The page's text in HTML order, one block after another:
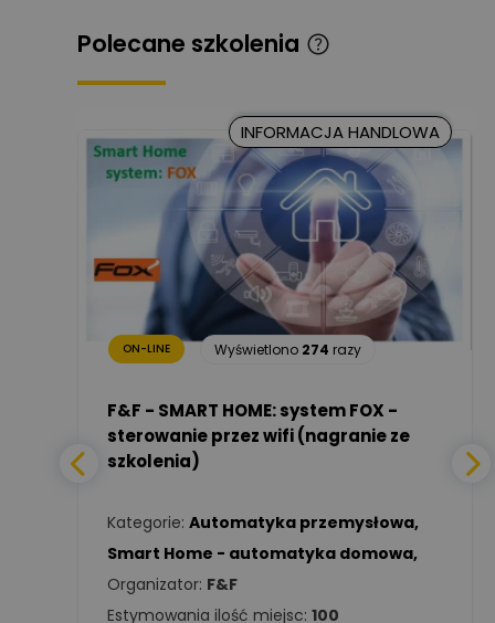
Ekspert Prawnik
Marcin Nowicki
Ekspert mgr. inż. elektryk,
TIM SA
Zadaj pytanie
Renata
Januszewska
Ekspert Inżynieria
bezpieczeństwa
Zadaj pytanie
Daniel Michalik
Tomasz Kowalski Zadaj pytanie
Polecane szkolenia
INFORMACJA HANDLOWA
ON-LINE Wyświetlono 274 razy
F&F - SMART HOME: system FOX -
sterowanie przez wifi (nagranie ze
szkolenia)
Kategorie: Automatyka przemysłowa,
Smart Home - automatyka domowa,
Organizator: F&F
Estymowania ilość miejsc: 100